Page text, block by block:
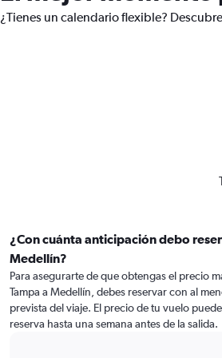
¿Tienes un calendario flexible?
¿Con cuánta anticipación debo
Medellín?
Para asegurarte de que obtengas el precio
Tampa a Medellín, debes reservar con al
prevista del viaje. El precio de tu vuelo
reserva hasta una semana antes de la salida.